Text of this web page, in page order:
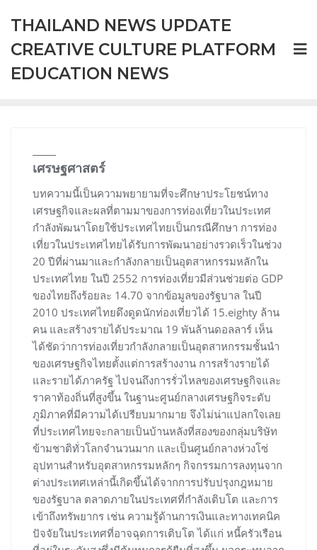
content
THAILAND NEWS UPDATE
CREATIVE CULTURE PLATFORM
EDUCATION NEWS
เศรษฐศาสตร์
บทความนี้เป็นความพยายามที่จะศึกษาประโยชน์ทาง
เศรษฐกิจและผลที่ตามมาของการท่องเที่ยวในประเทศ
กำลังพัฒนาโดยใช้ประเทศไทยเป็นกรณีศึกษา การท่อง
เที่ยวในประเทศไทยได้รับการพัฒนาอย่างรวดเร็วในช่วง
20 ปีที่ผ่านมาและกำลังกลายเป็นอุตสาหกรรมหลักใน
ประเทศไทย ในปี 2552 การท่องเที่ยวมีส่วนช่วยต่อ GDP
ของไทยถึงร้อยละ 14.70 จากข้อมูลของรัฐบาล ในปี
2010 ประเทศไทยดึงดูดนักท่องเที่ยวได้ 15.eighty ล้าน
คน และสร้างรายได้ประมาณ 19 พันล้านดอลลาร์ เห็น
ได้ชัดว่าการท่องเที่ยวกำลังกลายเป็นอุตสาหกรรมชั้นนำ
ของเศรษฐกิจไทยตั้งแต่การสร้างงาน การสร้างรายได้
และรายได้ภาครัฐ ไปจนถึงการรั่วไหลของเศรษฐกิจและ
ราคาท้องถิ่นที่สูงขึ้น ในฐานะศูนย์กลางเศรษฐกิจระดับ
ภูมิภาคที่มีความได้เปรียบมากมาย จึงไม่น่าแปลกใจเลย
ที่ประเทศไทยจะกลายเป็นบ้านหลังที่สองของกลุ่มบริษัท
ข้ามชาติทั่วโลกจำนวนมาก และเป็นศูนย์กลางห่วงโซ่
อุปทานสำหรับอุตสาหกรรมหลักๆ กิจกรรมการลงทุนจาก
ต่างประเทศเหล่านี้เกิดขึ้นได้จากการปรับปรุงกฎหมาย
ของรัฐบาล ตลาดภายในประเทศที่กำลังเติบโต และการ
เข้าถึงทรัพยากร เช่น ความรู้ด้านการเงินและทางเทคนิค
ปัจจัยในประเทศที่อาจฉุดการเติบโต ได้แก่ หนี้ครัวเรือน